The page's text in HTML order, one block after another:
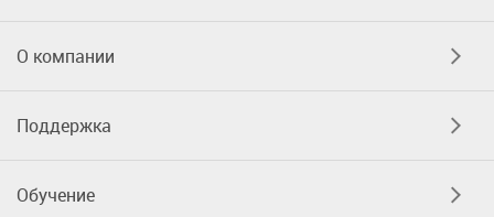
О компании
Поддержка
Обучение